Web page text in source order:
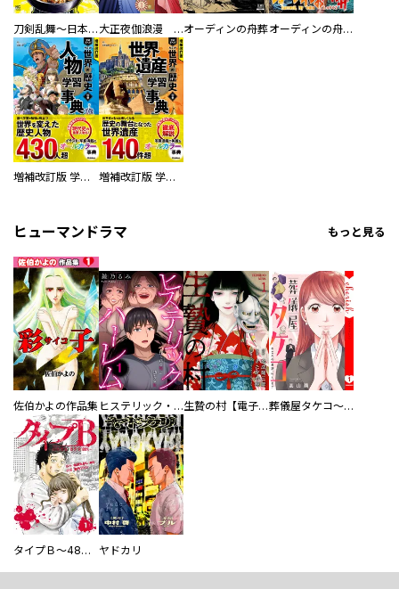
刀剣乱舞～日本号つれづれ酒～ 大正夜伽浪漫 －金曜日の花嫁—オーディンの舟葬 オーディンの舟葬 分冊版
増補改訂版 学研まんが NEW世界の歴史 別巻 人物学習事典 増補改訂版 学研まんが NEW世界の歴史 別巻 世界遺産学習事典
ヒューマンドラマ もっと見る
佐伯かよの作品集 ヒステリック・ハーレム～搾られる男と堕ちる女～【電子単行本版】 生贄の村【電子単行本版】 葬儀屋タケコ～あなたの最期、叶えます【電子単行本版】
タイプＢ～48時間後、致死率100％～【単話】 ヤドカリ